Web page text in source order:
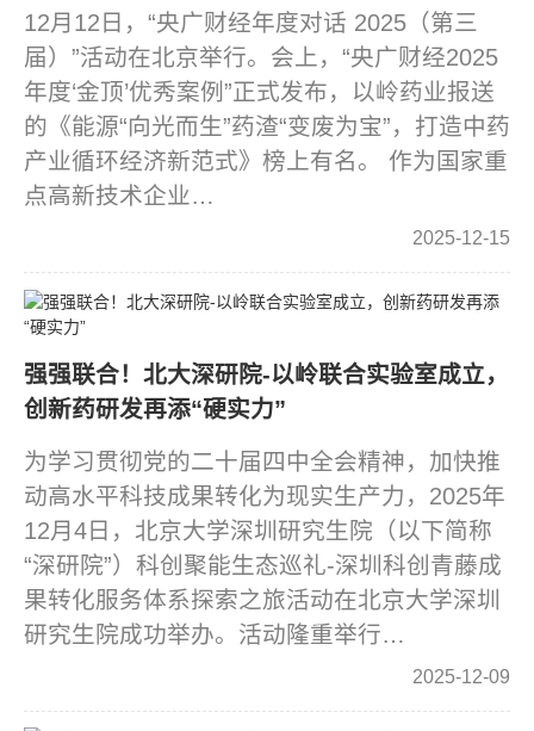
12月12日，“央广财经年度对话 2025（第三
届）”活动在北京举行。会上，“央广财经2025
年度‘金顶’优秀案例”正式发布，以岭药业报送
的《能源“向光而生”药渣“变废为宝”，打造中药
产业循环经济新范式》榜上有名。 作为国家重
点高新技术企业…
2025-12-15
强强联合！北大深研院-以岭联合实验室成立，
创新药研发再添“硬实力”
为学习贯彻党的二十届四中全会精神，加快推
动高水平科技成果转化为现实生产力，2025年
12月4日，北京大学深圳研究生院（以下简称
“深研院”）科创聚能生态巡礼-深圳科创青藤成
果转化服务体系探索之旅活动在北京大学深圳
研究生院成功举办。活动隆重举行…
2025-12-09